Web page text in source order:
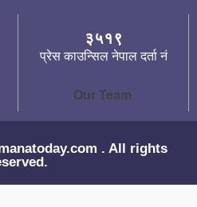
३५१९
प्रेस काउन्सिल नेपाल दर्ता नं
Our Team
. All rights